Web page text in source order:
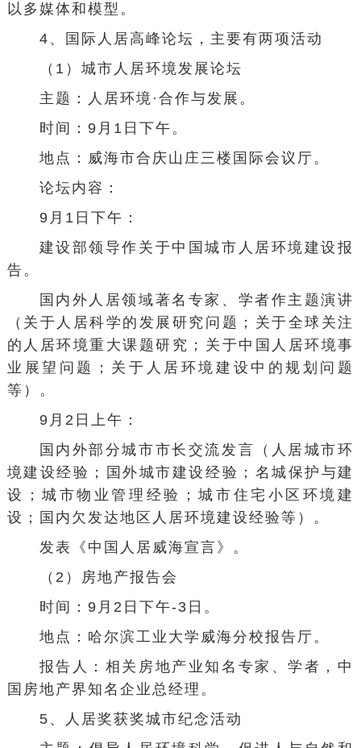
以多媒体和模型。
4、国际人居高峰论坛，主要有两项活动
（1）城市人居环境发展论坛
主题：人居环境·合作与发展。
时间：9月1日下午。
地点：威海市合庆山庄三楼国际会议厅。
论坛内容：
9月1日下午：
建设部领导作关于中国城市人居环境建设报
告。
国内外人居领域著名专家、学者作主题演讲
（关于人居科学的发展研究问题；关于全球关注
的人居环境重大课题研究；关于中国人居环境事
业展望问题；关于人居环境建设中的规划问题
等）。
9月2日上午：
国内外部分城市市长交流发言（人居城市环
境建设经验；国外城市建设经验；名城保护与建
设；城市物业管理经验；城市 住宅小区 环境建
设；国内 欠发达地区 人居环境建设经验等）。
发表《中国人居威海宣言》。
（2）房地产报告会
时间：9月2日下午-3日。
地点： 哈尔滨工业大学 威海分校报告厅。
报告人：相关房地产业知名专家、学者，中
国房地产界知名企业总经理。
5、人居奖获奖城市纪念活动